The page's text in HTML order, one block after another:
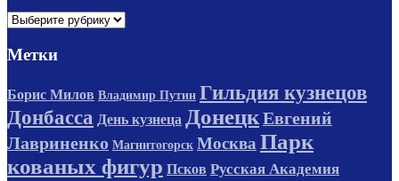
Рубрики
Метки
Борис Милов Владимир Путин Гильдия кузнецов
Донбасса День кузнеца ДонецкЕвгений
Лавриненко Магнитогорск Москва Парк
кованых фигур Псков Русская Академия